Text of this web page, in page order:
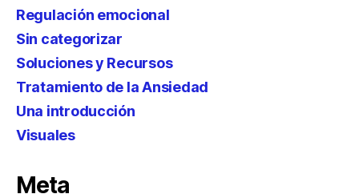
Regulación emocional
Sin categorizar
Soluciones y Recursos
Tratamiento de la Ansiedad
Una introducción
Visuales
Meta